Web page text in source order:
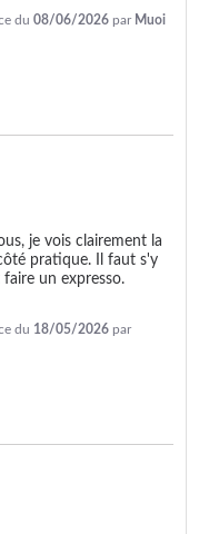
du 08/06/2026 par Muoi
je vois clairement la
pratique. Il faut s'y
un expresso.
du 18/05/2026 par